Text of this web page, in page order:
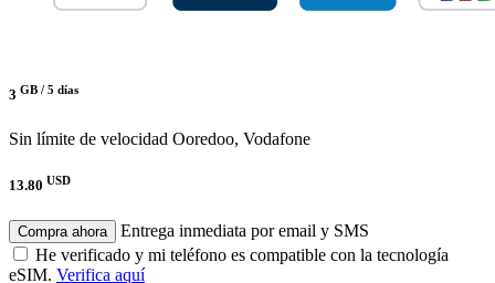
3 GB / 5 días
Sin límite de velocidad Ooredoo, Vodafone
13.80 USD
Compra ahora
Entrega inmediata por email y SMS
He verificado y mi teléfono es compatible con la tecnología
eSIM. Verifica aquí